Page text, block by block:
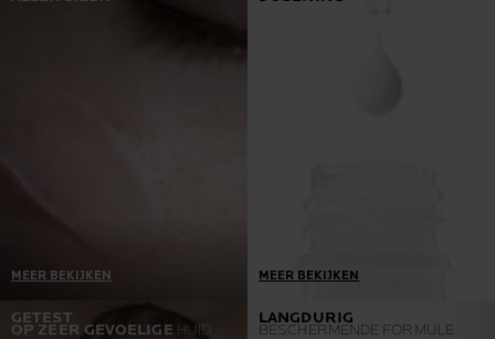
MEER BEKIJKEN
Eén vereiste = nul
allergische reacties
MEER BEKIJKEN
Onze producten worden
ontwikkeld in samenwerking
GETEST
OP ZEER GEVOELIGE HUID
LANGDURIG
BESCHERMENDE FORMULE